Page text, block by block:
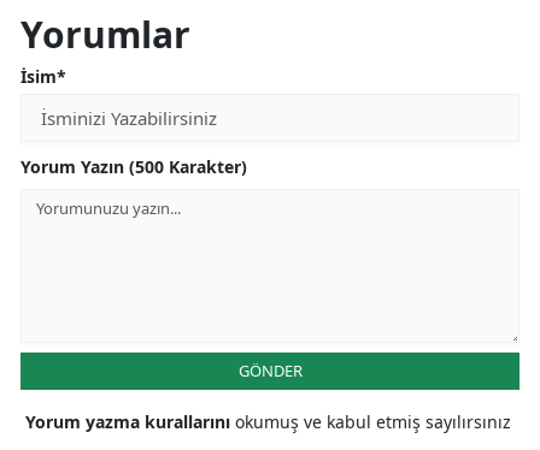
Yorumlar
İsim*
Yorum Yazın (500 Karakter)
GÖNDER
Yorum yazma kurallarını okumuş ve kabul etmiş sayılırsınız